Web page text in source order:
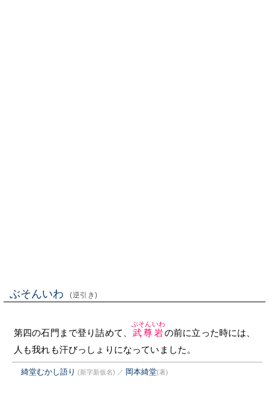
ぶそんいわ (逆引き)
第四の石門まで登り詰めて、 武尊岩
ぶそんいわ
の前に立った時には、
人も我れも汗びっしょりになっていました。
綺堂むかし語り (新字新仮名) ／ 岡本綺堂(著)